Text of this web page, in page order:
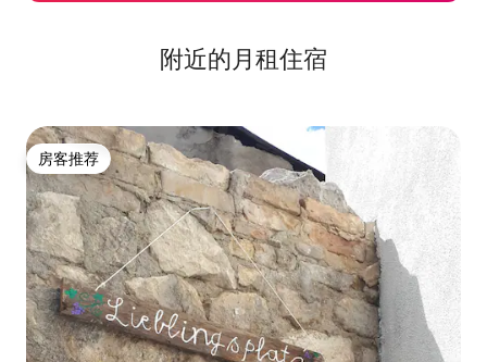
附近的月租住宿
房客推荐
房客推荐